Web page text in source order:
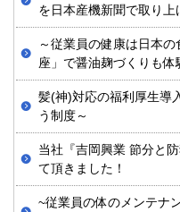
を日本産機新聞で取り上
～従業員の健康は日本
座」で醤油麹づくりも体
髪(神)対応の福利厚生導
う制度～
当社『吉岡興業 節分と
て頂きました！
~従業員の体のメンテナ